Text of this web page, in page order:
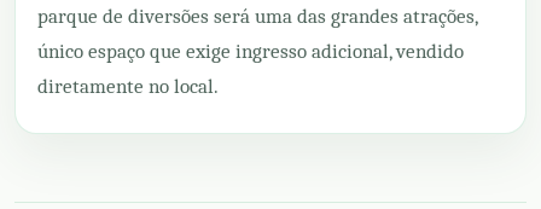
parque de diversões será uma das grandes atrações,
único espaço que exige ingresso adicional, vendido
diretamente no local.